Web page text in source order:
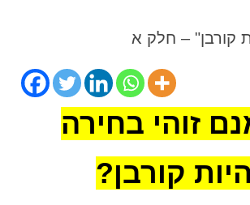
קורבן" – חלק א
זוהי בחירה
קורבן?